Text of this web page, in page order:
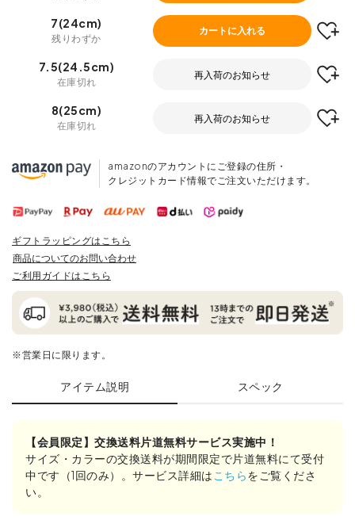
7(24cm)
残りわずか
カートに入れる
7.5(24.5cm)
在庫切れ
再入荷のお知らせ
8(25cm)
在庫切れ
再入荷のお知らせ
amazonのアカウントにご登録の住所・
クレジットカード情報でご注文いただけます。
ギフトラッピングはこちら
商品についてのお問い合わせ
ご利用ガイドはこちら
※営業日に限ります。
アイテム説明 スペック
【会員限定】交換送料片道無料サービス実施中！
サイズ・カラーの交換送料が期間限定で片道無料にて受付
中です（1回のみ）。サービス詳細は こちらをご覧くださ
い。